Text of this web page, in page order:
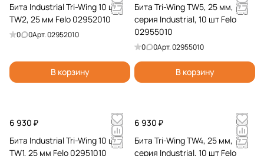
Бита Industrial Tri-Wing 10 шт,
TW2, 25 мм Felo 02952010
0 0Арт.02952010
В корзину
Бита Tri-Wing TW5, 25 мм,
серия Industrial, 10 шт Felo
02955010
0 0Арт.02955010
В корзину
6 930 ₽
Бита Industrial Tri-Wing 10 шт,
TW1, 25 мм Felo 02951010
6 930 ₽
Бита Tri-Wing TW4, 25 мм,
серия Industrial, 10 шт Felo